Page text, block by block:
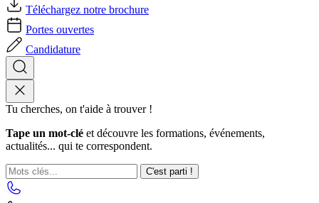
Téléchargez notre brochure
Portes ouvertes
Candidature
Tu cherches, on t'aide à trouver !
Tape un mot-clé et découvre les formations, événements,
actualités... qui te correspondent.
C'est parti !